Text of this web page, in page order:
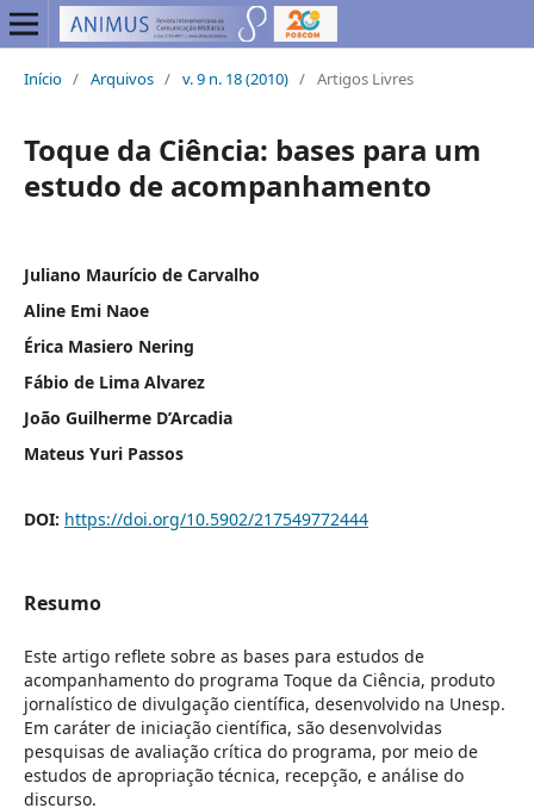
Início / Arquivos / v. 9 n. 18 (2010) / Artigos Livres
Toque da Ciência: bases para um
estudo de acompanhamento
Juliano Maurício de Carvalho
Aline Emi Naoe
Érica Masiero Nering
Fábio de Lima Alvarez
João Guilherme D’Arcadia
Mateus Yuri Passos
DOI: https://doi.org/10.5902/217549772444
Resumo
Este artigo reflete sobre as bases para estudos de
acompanhamento do programa Toque da Ciência, produto
jornalístico de divulgação científica, desenvolvido na Unesp.
Em caráter de iniciação científica, são desenvolvidas
pesquisas de avaliação crítica do programa, por meio de
estudos de apropriação técnica, recepção, e análise do
discurso.